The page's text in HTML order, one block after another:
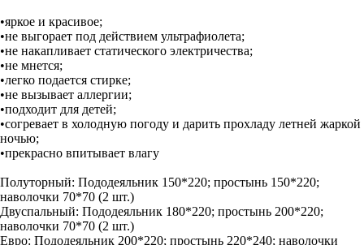
•яркое и красивое;
•не выгорает под действием ультрафиолета;
•не накапливает статического электричества;
•не мнется;
•легко подается стирке;
•не вызывает аллергии;
•подходит для детей;
•согревает в холодную погоду и дарить прохладу летней жаркой
ночью;
•прекрасно впитывает влагу
Полуторный: Пододеяльник 150*220; простынь 150*220;
наволочки 70*70 (2 шт.)
Двуспальный: Пододеяльник 180*220; простынь 200*220;
наволочки 70*70 (2 шт.)
Евро: Пододеяльник 200*220; простынь 220*240; наволочки